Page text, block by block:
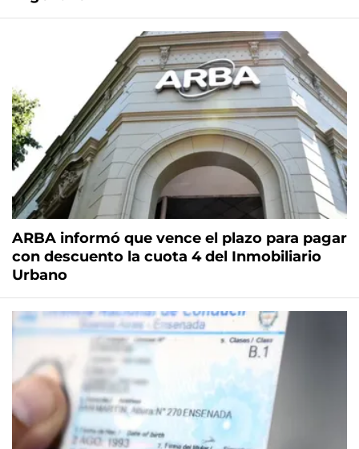
ARBA informó que vence el plazo para pagar
con descuento la cuota 4 del Inmobiliario
Urbano